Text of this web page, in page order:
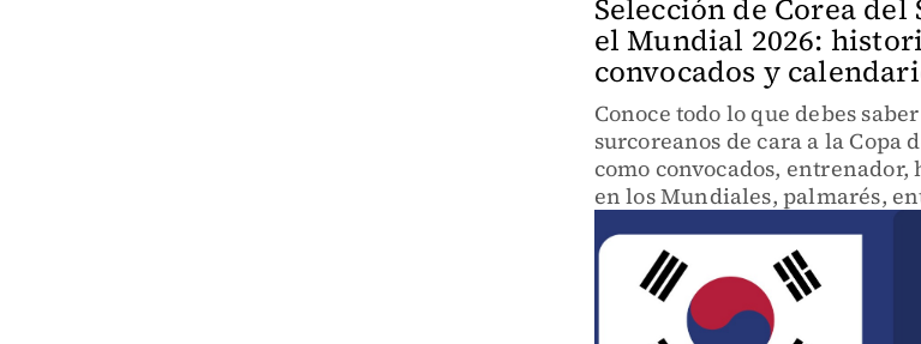
Selección de Corea del
el Mundial 2026:
convocados y
Conoce todo lo que debes
surcoreanos de cara a la Copa
como convocados,
en los Mundiales, palmarés,